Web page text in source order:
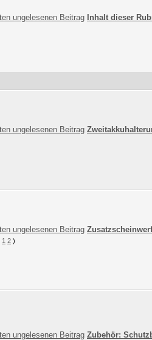
Inhalt dieser
1 2 )
Zubehör: